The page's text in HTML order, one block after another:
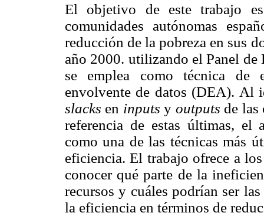
El objetivo de este trabajo
comunidades autónomas
reducción de la pobreza en sus
año 2000. utilizando el Panel de
se emplea como técnica de
envolvente de datos (DEA). Al
slacks en inputsy outputs de las
referencia de estas últimas, el
como una de las técnicas más
eficiencia. El trabajo ofrece a
conocer qué parte de la
recursos y cuáles podrían ser
la eficiencia en términos de